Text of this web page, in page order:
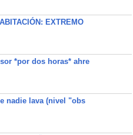
EXTREMO
*por dos horas* ahre
nadie lava (nivel "obs